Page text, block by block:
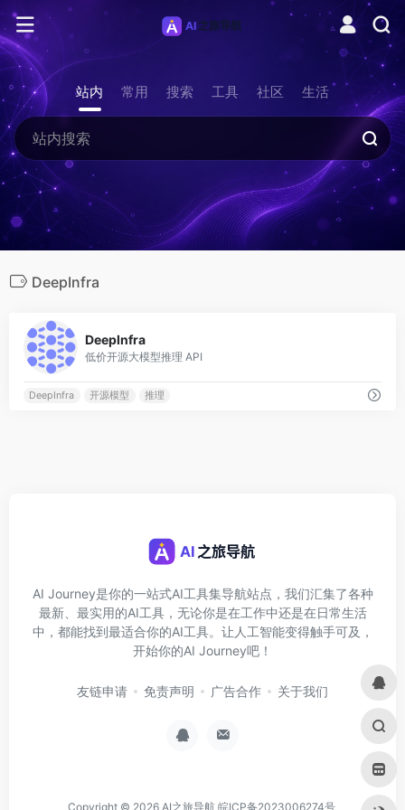
站内 常用 搜索 工具 社区 生活
DeepInfra
DeepInfra
低价开源大模型推理 API
DeepInfra 开源模型 推理
AI Journey是你的一站式AI工具集导航站点，我们汇集了各种
最新、最实用的AI工具，无论你是在工作中还是在日常生活
中，都能找到最适合你的AI工具。让人工智能变得触手可及，
开始你的AI Journey吧！
友链申请 免责声明 广告合作 关于我们
Copyright © 2026 AI之旅导航 皖ICP备2023006274号